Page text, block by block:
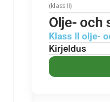
(klass II)
Olje- och
Klass II olje-
Kirjeldus